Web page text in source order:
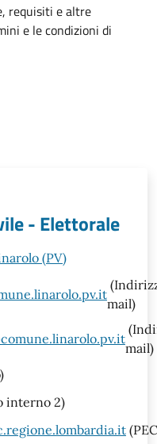
requisiti e altre
e le condizioni di
- Elettorale
(PV)
mail)
mail)
interno 2)